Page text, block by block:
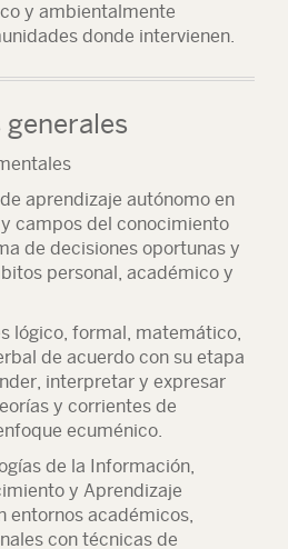
y ambientalmente
donde intervienen.
aprendizaje autónomo en
campos del conocimiento
de decisiones oportunas y
personal, académico y
lógico, formal, matemático,
de acuerdo con su etapa
interpretar y expresar
y corrientes de
ecuménico.
de la Información,
y Aprendizaje
entornos académicos,
con técnicas de